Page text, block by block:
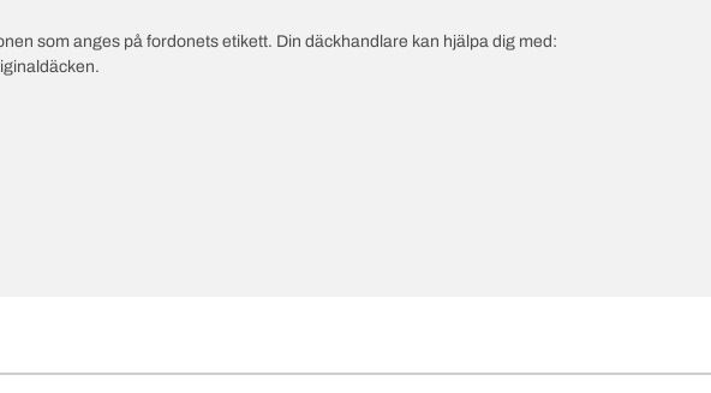
som anges på fordonets etikett. Din däckhandlare kan hjälpa dig med: